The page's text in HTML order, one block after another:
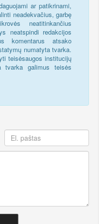
ar patikrinami,
neadekvačius, garbę
neatitinkančius
neatspindi redakcijos
komentarus atsako
numatyta tvarka.
teisėsaugos institucijų
tvarka galimus teisės